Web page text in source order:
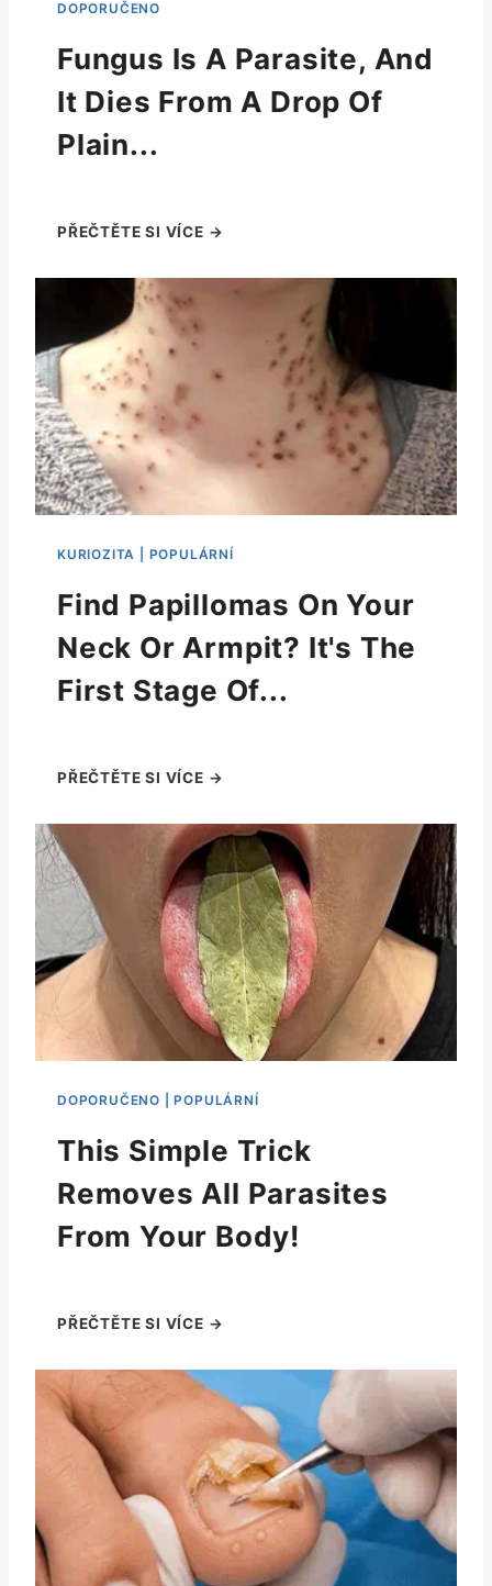
Fungus Is A Parasite, And
It Dies From A Drop Of
Plain...
Find Papillomas On Your
Neck Or Armpit? It's The
First Stage Of...
This Simple Trick
Removes All Parasites
From Your Body!